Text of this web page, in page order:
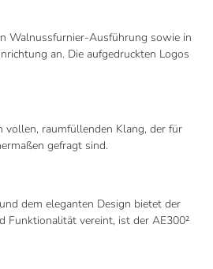
Walnussfurnier-Ausführung sowie in
an. Die aufgedruckten Logos
vollen, raumfüllenden Klang, der für
gefragt sind.
dem eleganten Design bietet der
Funktionalität vereint, ist der AE300²